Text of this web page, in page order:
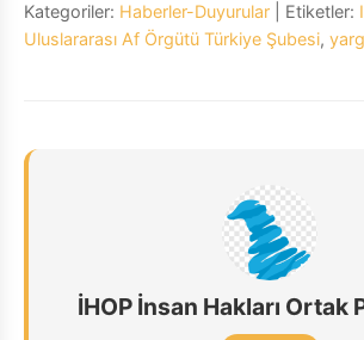
Kategoriler: Haberler-Duyurular | Etiketler:
Uluslararası Af Örgütü Türkiye Şubesi,
İHOP İnsan Hakları Ortak